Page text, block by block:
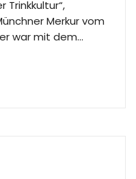
Trinkkultur“,
Merkur vom
war mit dem…